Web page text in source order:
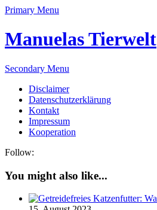
Primary Menu
Manuelas Tierwelt
Secondary Menu
Disclaimer
Datenschutzerklärung
Kontakt
Impressum
Kooperation
Follow:
You might also like...